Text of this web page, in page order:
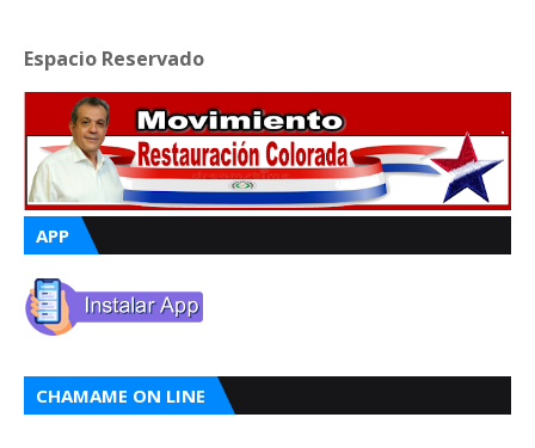
Espacio Reservado
APP
CHAMAME ON LINE